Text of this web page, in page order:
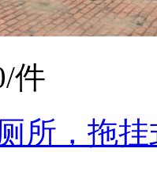
/件
所，拖